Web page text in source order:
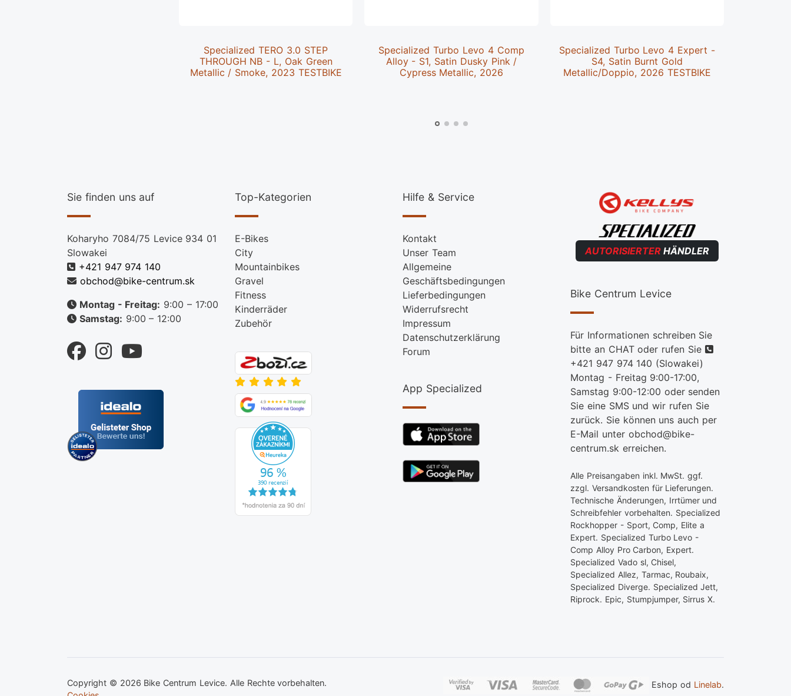
Specialized TERO 3.0 STEP
THROUGH NB - L, Oak Green
Metallic / Smoke, 2023 TESTBIKE
Specialized Turbo Levo 4 Comp
Alloy - S1, Satin Dusky Pink /
Cypress Metallic, 2026
Specialized Turbo Levo 4 Expert -
S4, Satin Burnt Gold
Metallic/Doppio, 2026 TESTBIKE
Sie finden uns auf
Koharyho 7084/75 Levice 934 01
Slowakei
+421 947 974 140
obchod@bike-centrum.sk
Montag - Freitag: 9:00 – 17:00
Samstag: 9:00 – 12:00
Top-Kategorien
E-Bikes
City
Mountainbikes
Gravel
Fitness
Kinderräder
Zubehör
Hilfe & Service
Kontakt
Unser Team
Allgemeine
Geschäftsbedingungen
Lieferbedingungen
Widerrufsrecht
Impressum
Datenschutzerklärung
Forum
App Specialized
AUTORISIERTERHÄNDLER
Bike Centrum Levice
Für Informationen schreiben Sie
bitte an CHAT oder rufen Sie
telefon
+421 947 974 140 (Slowakei)
Montag - Freitag 9:00-17:00,
Samstag 9:00-12:00 oder senden
Sie eine SMS und wir rufen Sie
zurück. Sie können uns auch per
E-Mail unter obchod@bike-
centrum.sk erreichen.
Alle Preisangaben inkl. MwSt. ggf.
zzgl. Versandkosten für Lieferungen.
Technische Änderungen, Irrtümer und
Schreibfehler vorbehalten. Specialized
Rockhopper - Sport, Comp, Elite a
Expert. Specialized Turbo Levo -
Comp Alloy Pro Carbon, Expert.
Specialized Vado sl, Chisel,
Specialized Allez, Tarmac, Roubaix,
Specialized Diverge. Specialized Jett,
Riprock. Epic, Stumpjumper, Sirrus X.
Copyright © 2026 Bike Centrum Levice. Alle Rechte vorbehalten.
Eshop od Linelab.